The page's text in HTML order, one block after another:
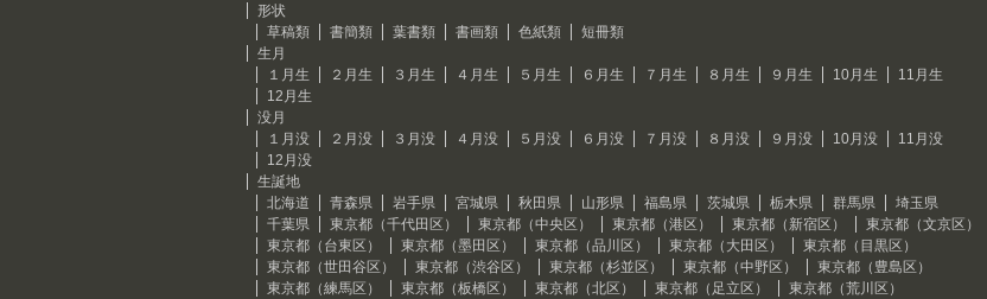
形状
草稿類
書簡類 葉書類 書画類 色紙類
短冊類
生月
１月生
２月生 ３月生 ４月生 ５月生 ６月生 ７月生 ８月生 ９月生 10月生
11月生
12月生
没月
１月没
２月没 ３月没 ４月没 ５月没 ６月没 ７月没 ８月没 ９月没 10月没
11月没
12月没
生誕地
北海道
青森県 岩手県 宮城県 秋田県 山形県 福島県 茨城県 栃木県 群馬県
埼玉県
千葉県
東京都（千代田区） 東京都（中央区） 東京都（港区） 東京都（新宿区）
東京都（文京区）
東京都（台東区）
東京都（墨田区） 東京都（品川区） 東京都（大田区）
東京都（目黒区）
東京都（世田谷区）
東京都（渋谷区） 東京都（杉並区） 東京都（中野区）
東京都（豊島区）
東京都（練馬区）
東京都（板橋区） 東京都（北区） 東京都（足立区）
東京都（荒川区）